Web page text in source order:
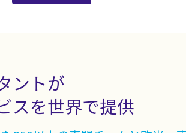
ントが
スを世界で提供